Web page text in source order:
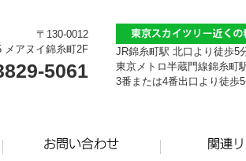
〒130-0012
メアヌイ錦糸町2F
5061
JR錦糸町駅 北口より徒歩5
東京メトロ半蔵門線錦糸町
3番または4番出口より徒歩